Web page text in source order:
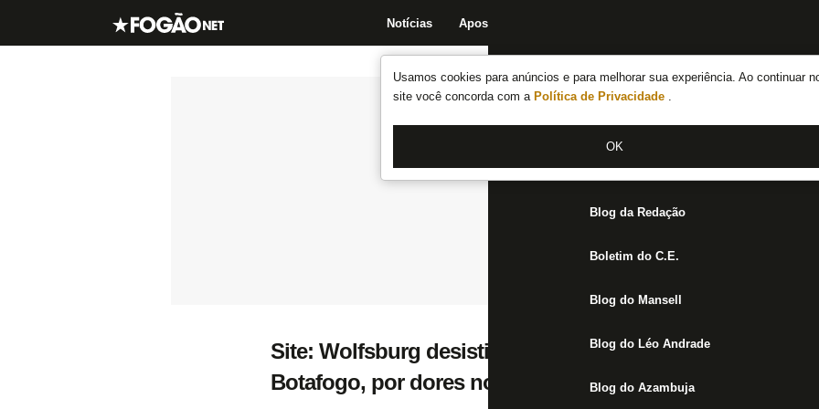
Usamos cookies para anúncios e para melhorar sua experiência. Ao continuar
site você concorda com a Política de Privacidade .
OK
Notícias Apostas
Notícias do Botafogo
Fórum
Jogos
Blog da Redação
Boletim do C.E.
Blog do Mansell
Blog do Léo Andrade
Blog do Azambuja
Site: Wolfsburg desistiu de fazer proposta por Luis
Botafogo, por dores no púbis